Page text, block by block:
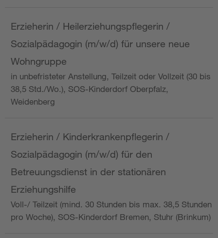
Erzieherin / Heilerziehungspflegerin /
Sozialpädagogin (m/w/d) für unsere neue
Wohngruppe
in unbefristeter Anstellung, Teilzeit oder Vollzeit (30 bis
38,5 Std./Wo.), SOS-Kinderdorf Oberpfalz,
Weidenberg
Erzieherin / Kinderkrankenpflegerin /
Sozialpädagogin (m/w/d) für den
Betreuungsdienst in der stationären
Erziehungshilfe
Voll-/ Teilzeit (mind. 30 Stunden bis max. 38,5 Stunden
pro Woche), SOS-Kinderdorf Bremen, Stuhr (Brinkum)